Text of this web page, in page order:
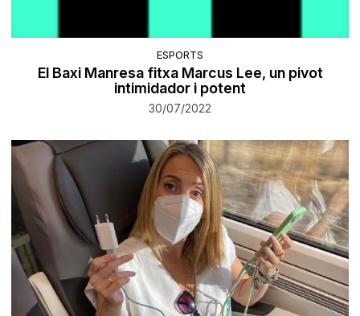
ESPORTS
El Baxi Manresa fitxa Marcus Lee, un pivot
intimidador i potent
30/07/2022